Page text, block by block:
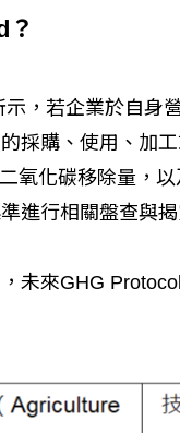
，若企業於自身
採購、使用、加
氧化碳移除量，
進行相關盤查與揭
未來GHG